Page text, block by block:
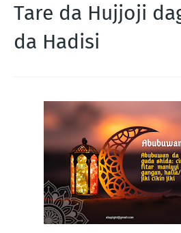
Tare da Hujjoji
da Hadisi